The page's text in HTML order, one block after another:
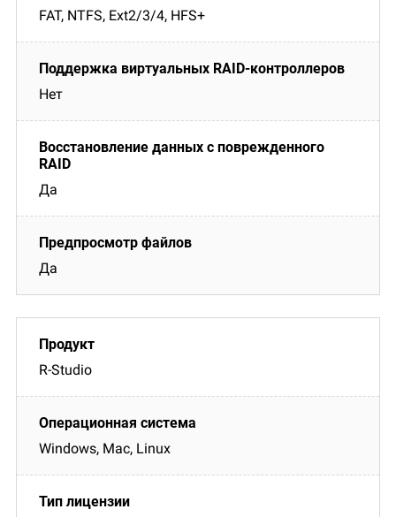
FAT, NTFS, Ext2/3/4, HFS+
Нет
Да
Да
R-Studio
Windows, Mac, Linux